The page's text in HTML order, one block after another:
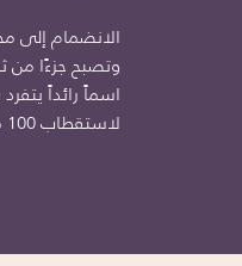
الانضمام إلى
وتصبح جزءًا من
اسماً رائداً
لاستقطاب 100 مليون سائح ، وتحقيقاً لرسالة المجموعة في بناء سلاسل قيمة قوية ومتينة ينبني عليها قطاع السياحة الوطني.